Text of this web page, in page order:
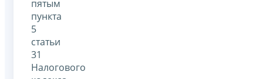
пятым
пункта
5
статьи
31
Налогового